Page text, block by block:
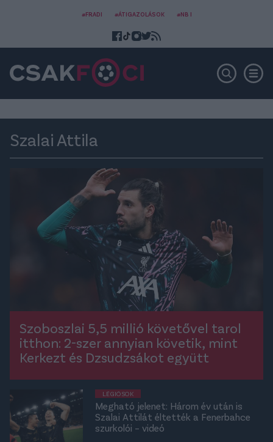
#FRADI #ÁTIGAZOLÁSOK #NB I
Szalai Attila
Szoboszlai 5,5 millió követővel tarol
itthon: 2-szer annyian követik, mint
Kerkezt és Dzsudzsákot együtt
LÉGIÓSOK
Megható jelenet: Három év után is
Szalai Attilát éltették a Fenerbahce
szurkolói – videó